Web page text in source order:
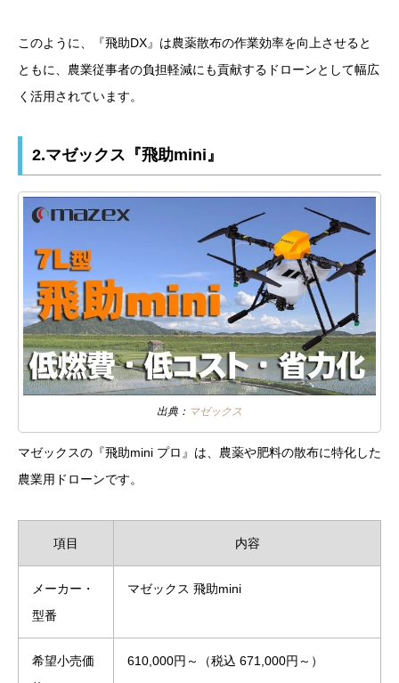
このように、『飛助DX』は農薬散布の作業効率を向上させると
ともに、農業従事者の負担軽減にも貢献するドローンとして幅広
く活用されています。
2.マゼックス『飛助mini』
出典： マゼックス
マゼックスの『飛助mini プロ』は、農薬や肥料の散布に特化した
農業用ドローンです。
項目 内容
メーカー・
型番
マゼックス 飛助mini
希望小売価
610,000円～（税込 671,000円～）